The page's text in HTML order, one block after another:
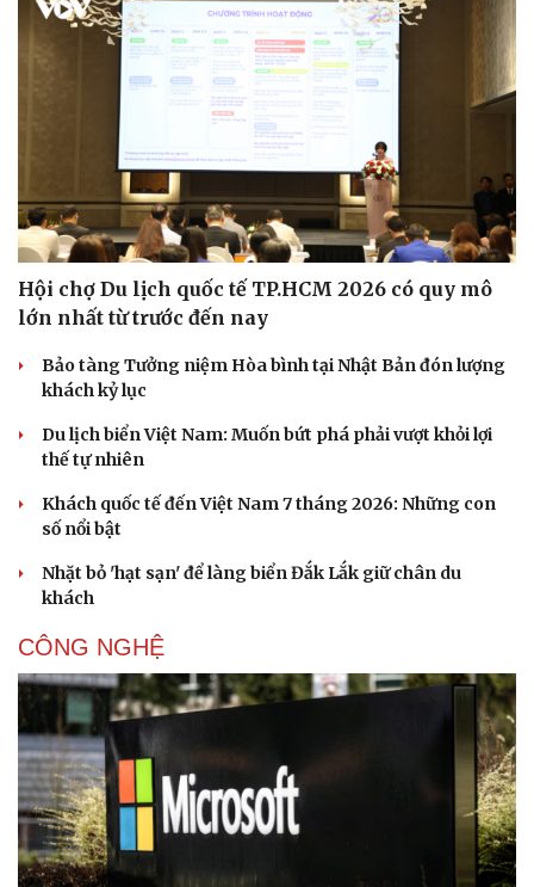
Sức khỏe
Dinh dưỡng - món ngon
Cây thuốc
Sản phụ khoa
Nhi khoa
Nam khoa
Làm đẹp - giảm cân
Phòng mạch online
Ăn sạch sống khỏe
Nhà đẹp
Blog
Hội chợ Du lịch quốc tế TP.HCM 2026 có quy mô
lớn nhất từ trước đến nay
Bảo tàng Tưởng niệm Hòa bình tại Nhật Bản đón lượng
khách kỷ lục
Du lịch biển Việt Nam: Muốn bứt phá phải vượt khỏi lợi
thế tự nhiên
Khách quốc tế đến Việt Nam 7 tháng 2026: Những con
số nổi bật
Nhặt bỏ 'hạt sạn' để làng biển Đắk Lắk giữ chân du
khách
CÔNG NGHỆ